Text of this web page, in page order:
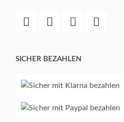
SICHER BEZAHLEN